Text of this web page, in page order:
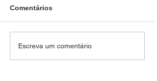
SEM DIREITO A LUA DE
Comentários
Escreva um comentário